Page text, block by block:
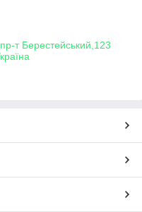
т Берестейський,123